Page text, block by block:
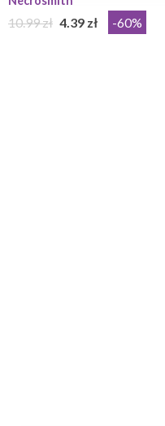
10.99 zł 4.39 zł -60%